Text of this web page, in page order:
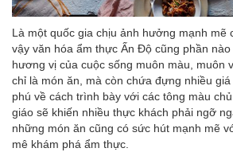
Là một quốc gia chịu ảnh hưởng mạnh mẽ
vậy văn hóa ẩm thực Ấn Độ cũng phần
hương vị của cuộc sống muôn màu, muôn
chỉ là món ăn, mà còn chứa đựng nhiều
phú về cách trình bày với các tông màu
giáo sẽ khiến nhiều thực khách phải ngỡ
những món ăn cũng có sức hút mạnh mẽ
mê khám phá ẩm thực.